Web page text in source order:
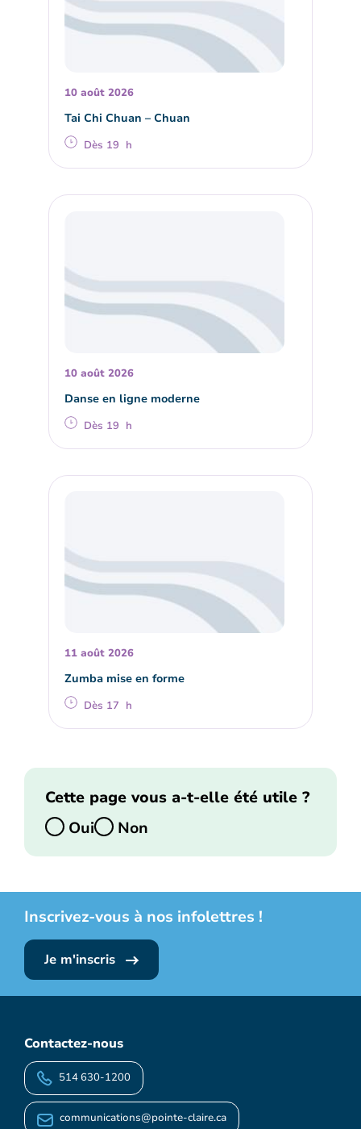
10 août 2026
Tai Chi Chuan – Chuan
Dès 19 h
10 août 2026
Danse en ligne moderne
Dès 19 h
11 août 2026
Zumba mise en forme
Dès 17 h
Cette page vous a-t-elle été utile ?
Oui
Non
Inscrivez-vous à nos infolettres !
Je m'inscris
Contactez-nous
514 630-1200
communications@pointe-claire.ca